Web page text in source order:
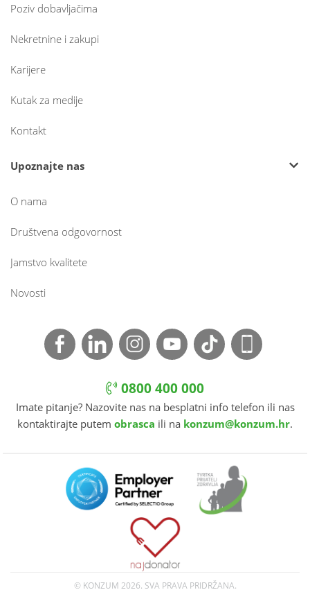
Poziv dobavljačima
Nekretnine i zakupi
Karijere
Kutak za medije
Kontakt
Upoznajte nas
O nama
Društvena odgovornost
Jamstvo kvalitete
Novosti
0800 400 000
Imate pitanje? Nazovite nas na besplatni info telefon ili nas
kontaktirajte putem obrasca ili na konzum@konzum.hr.
© KONZUM 2026. SVA PRAVA PRIDRŽANA.